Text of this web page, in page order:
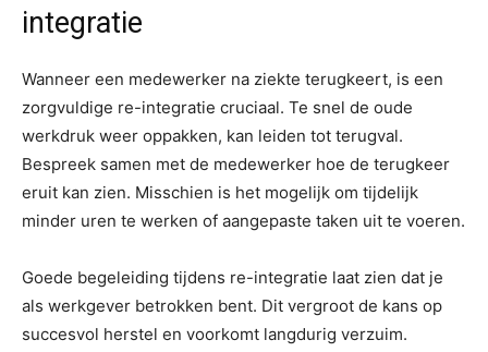
integratie
Wanneer een medewerker na ziekte terugkeert, is een
zorgvuldige re-integratie cruciaal. Te snel de oude
werkdruk weer oppakken, kan leiden tot terugval.
Bespreek samen met de medewerker hoe de terugkeer
eruit kan zien. Misschien is het mogelijk om tijdelijk
minder uren te werken of aangepaste taken uit te voeren.
Goede begeleiding tijdens re-integratie laat zien dat je
als werkgever betrokken bent. Dit vergroot de kans op
succesvol herstel en voorkomt langdurig verzuim.